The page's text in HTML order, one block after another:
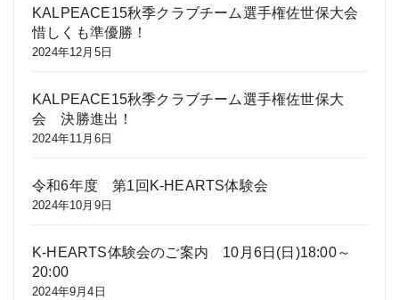
KALPEACE15秋季クラブチーム選手権佐世保大会
惜しくも準優勝！
2024年12月5日
KALPEACE15秋季クラブチーム選手権佐世保大
会 決勝進出！
2024年11月6日
令和6年度 第1回K-HEARTS体験会
2024年10月9日
K-HEARTS体験会のご案内 10月6日(日)18:00～
20:00
2024年9月4日